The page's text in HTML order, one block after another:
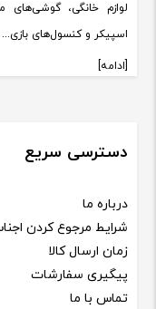
لوازم خانگی، گوشی‌های
اسپیکر و کنسول‌های بازی...
[ادامه]
دسترسی سریع
درباره ما
شرایط مرجوع کردن
زمان ارسال کالا
پیگیری سفارشات
تماس با ما